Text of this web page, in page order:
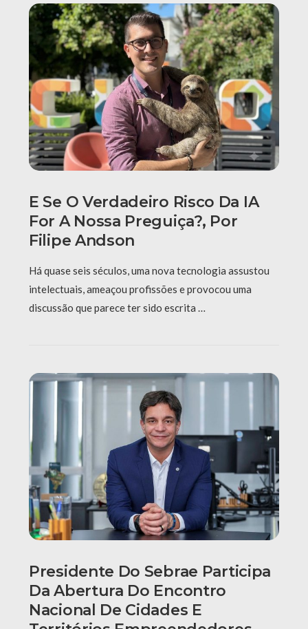
E Se O Verdadeiro Risco Da IA
For A Nossa Preguiça?, Por
Filipe Andson
Há quase seis séculos, uma nova tecnologia assustou
intelectuais, ameaçou profissões e provocou uma
discussão que parece ter sido escrita …
Presidente Do Sebrae Participa
Da Abertura Do Encontro
Nacional De Cidades E